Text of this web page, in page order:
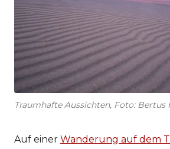
Traumhafte Aussichten, Foto: Bertus
Auf einer Wanderung auf dem